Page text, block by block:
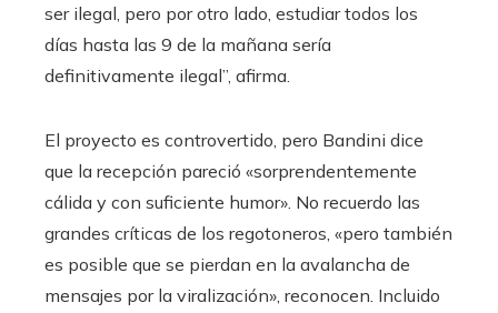
ser ilegal, pero por otro lado, estudiar todos los
días hasta las 9 de la mañana sería
definitivamente ilegal”, afirma.
El proyecto es controvertido, pero Bandini dice
que la recepción pareció «sorprendentemente
cálida y con suficiente humor». No recuerdo las
grandes críticas de los regotoneros, «pero también
es posible que se pierdan en la avalancha de
mensajes por la viralización», reconocen. Incluido